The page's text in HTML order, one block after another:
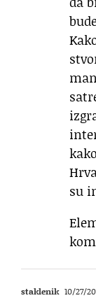
su
staklenik 10/27/